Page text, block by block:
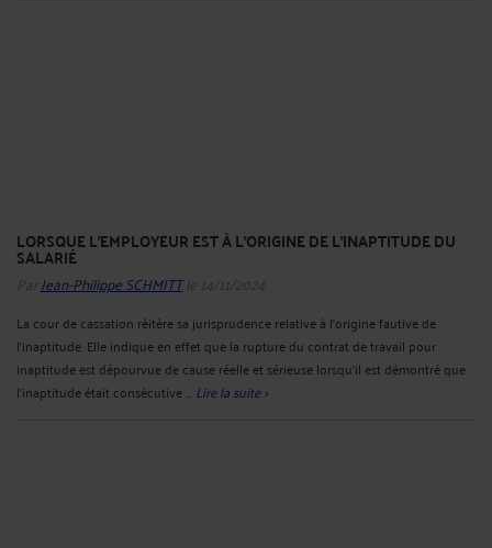
LORSQUE L'EMPLOYEUR EST À L'ORIGINE DE L'INAPTITUDE DU
SALARIÉ
Par Jean-Philippe SCHMITTle 14/11/2024
La cour de cassation réitère sa jurisprudence relative à l’origine fautive de
l’inaptitude. Elle indique en effet que la rupture du contrat de travail pour
inaptitude est dépourvue de cause réelle et sérieuse lorsqu’il est démontré que
l’inaptitude était consécutive ... Lire la suite >